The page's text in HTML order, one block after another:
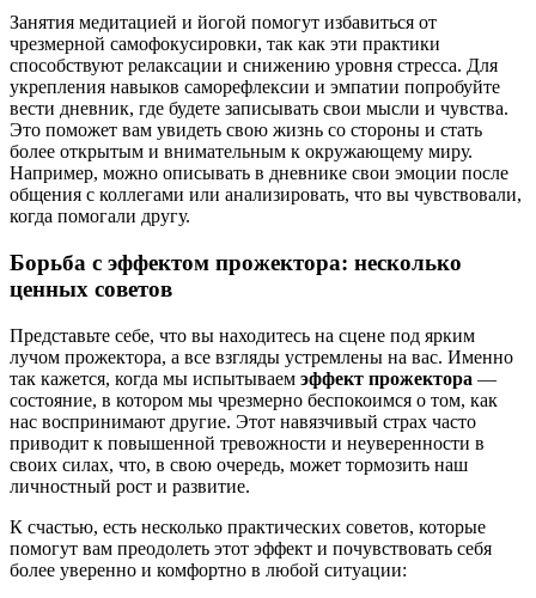
Занятия медитацией и йогой помогут избавиться от
чрезмерной самофокусировки, так как эти практики
способствуют релаксации и снижению уровня стресса. Для
укрепления навыков саморефлексии и эмпатии попробуйте
вести дневник, где будете записывать свои мысли и чувства.
Это поможет вам увидеть свою жизнь со стороны и стать
более открытым и внимательным к окружающему миру.
Например, можно описывать в дневнике свои эмоции после
общения с коллегами или анализировать, что вы чувствовали,
когда помогали другу.
Борьба с эффектом прожектора: несколько
ценных советов
Представьте себе, что вы находитесь на сцене под ярким
лучом прожектора, а все взгляды устремлены на вас. Именно
так кажется, когда мы испытываем эффект прожектора —
состояние, в котором мы чрезмерно беспокоимся о том, как
нас воспринимают другие. Этот навязчивый страх часто
приводит к повышенной тревожности и неуверенности в
своих силах, что, в свою очередь, может тормозить наш
личностный рост и развитие.
К счастью, есть несколько практических советов, которые
помогут вам преодолеть этот эффект и почувствовать себя
более уверенно и комфортно в любой ситуации: